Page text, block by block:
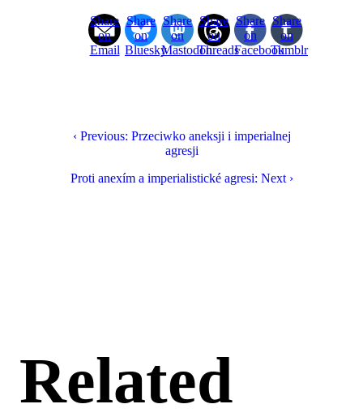
Share
on
Email
Share
on
Bluesky
Share
on
Mastodon
Share
on
Threads
Share
on
Facebook
Share
on
Tumblr
‹ Previous: Przeciwko aneksji i imperialnej
agresji
Proti anexím a imperialistické agresi: Next ›
Related